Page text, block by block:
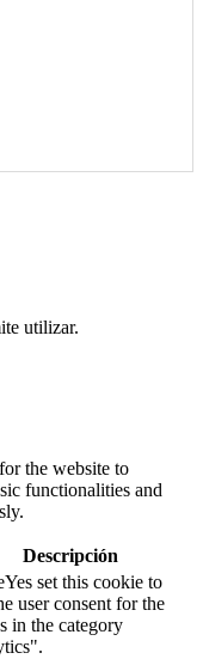
utilizar.
the website to
functionalities and
Descripción
set this cookie to
user consent for the
in the category